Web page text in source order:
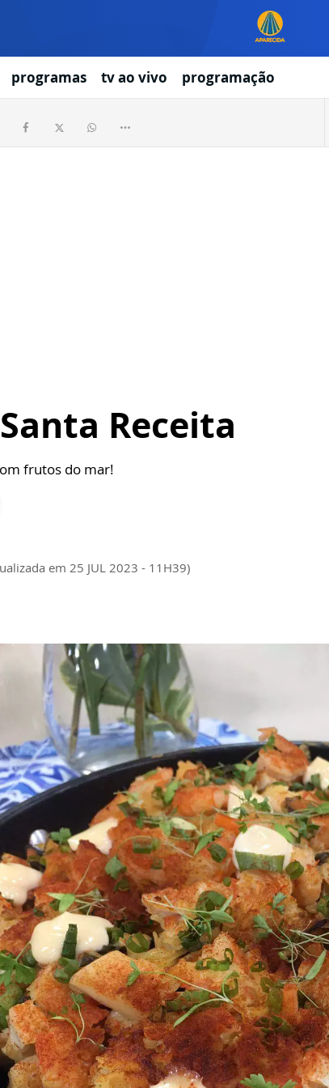
programas tv ao vivo programação
Receita
frutos do mar!
em 25 JUL 2023 - 11H39)